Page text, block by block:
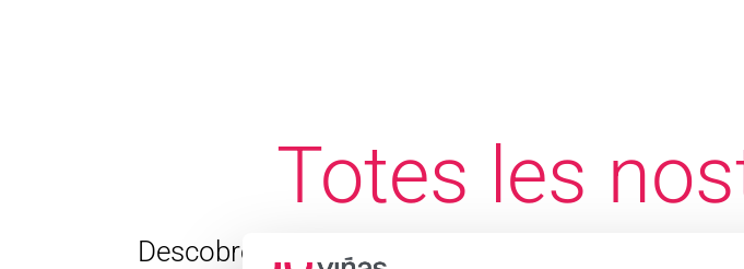
Totes les
Descobreix totes les nostres solucions per